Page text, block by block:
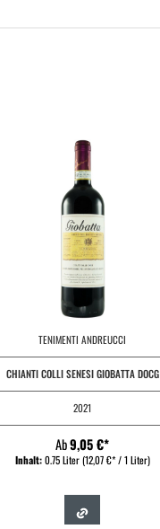
TENIMENTI ANDREUCCI
CHIANTI COLLI SENESI GIOBATTA DOCG
2021
Ab9,05 €*
Inhalt:0.75 Liter(12,07 €* / 1 Liter)